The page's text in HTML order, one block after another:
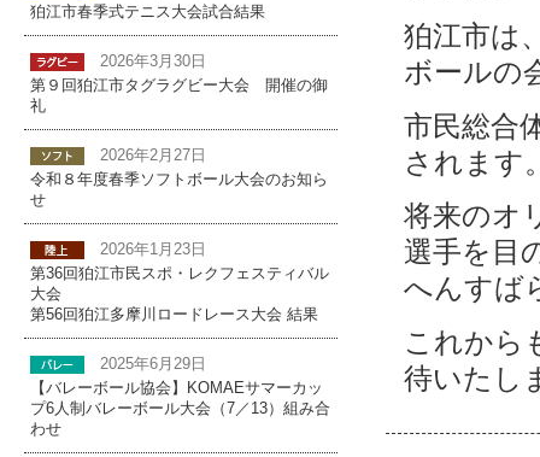
狛江市は
ボールの
市民総合
されます
将来のオ
選手を目
へんすば
これから
待いたし
狛江市春季式テニス大会試合結果
2026年3月30日
第９回狛江市タグラグビー大会 開催の御
礼
2026年2月27日
令和８年度春季ソフトボール大会のお知ら
せ
2026年1月23日
第36回狛江市民スポ・レクフェスティバル
大会
第56回狛江多摩川ロードレース大会 結果
2025年6月29日
【バレーボール協会】KOMAEサマーカッ
プ6人制バレーボール大会（7／13）組み合
わせ